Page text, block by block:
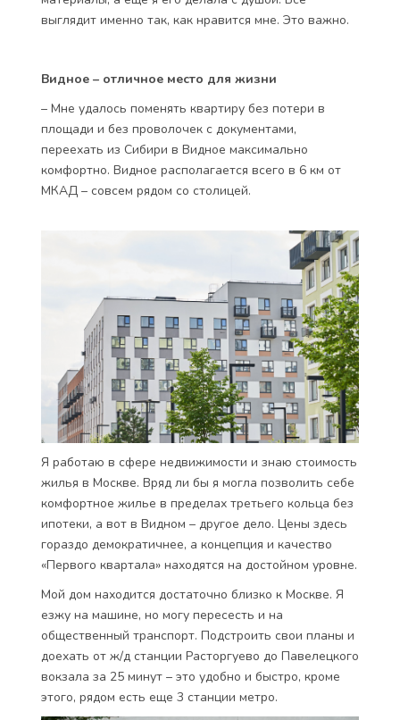
выглядит именно так, как нравится мне. Это важно.
Видное – отличное место для жизни
– Мне удалось поменять квартиру без потери в
площади и без проволочек с документами,
переехать из Сибири в Видное максимально
комфортно. Видное располагается всего в 6 км от
МКАД – совсем рядом со столицей.
Я работаю в сфере недвижимости и знаю стоимость
жилья в Москве. Вряд ли бы я могла позволить себе
комфортное жилье в пределах третьего кольца без
ипотеки, а вот в Видном – другое дело. Цены здесь
гораздо демократичнее, а концепция и качество
«Первого квартала» находятся на достойном уровне.
Мой дом находится достаточно близко к Москве. Я
езжу на машине, но могу пересесть и на
общественный транспорт. Подстроить свои планы и
доехать от ж/д станции Расторгуево до Павелецкого
вокзала за 25 минут – это удобно и быстро, кроме
этого, рядом есть еще 3 станции метро.